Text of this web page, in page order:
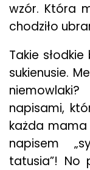
wzór. Która
chodziło
Takie
sukienusie.
napisami,
każda
napisem
tatusia”! No